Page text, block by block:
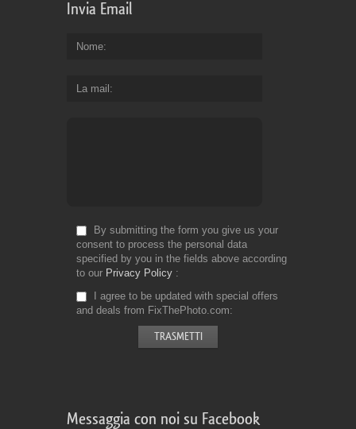
Invia Email
Nome
La mail
By submitting the form you give us your
consent to process the personal data
specified by you in the fields above according
to our Privacy Policy
I agree to be updated with special offers
and deals from FixThePhoto.com
Messaggia con noi su Facebook